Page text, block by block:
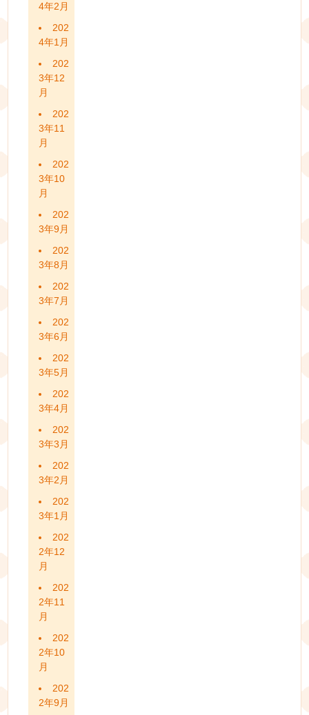
4年2月
202
4年1月
202
3年12
月
202
3年11
月
202
3年10
月
202
3年9月
202
3年8月
202
3年7月
202
3年6月
202
3年5月
202
3年4月
202
3年3月
202
3年2月
202
3年1月
202
2年12
月
202
2年11
月
202
2年10
月
202
2年9月